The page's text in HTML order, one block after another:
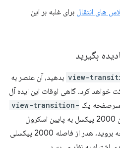
های انتقال برای غلبه بر این
بگیرید
view- بدهید، آن عنصر به
خواهد کرد. گاهی اوقات این ایده آل
سرصفحه یک view-transition-
بدهید و از حالتی که در آن 2000 پیکسل به پایین اسکرول
می‌شوید، به حالتی در بالای صفحه بروید، هدر از فاصله 2000 پیکسلی